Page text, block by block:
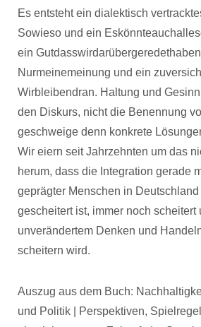
Es entsteht ein dialektisch
Sowieso und ein
ein
Nurmeinemeinung und ein
Wirbleibendran. Haltung und
den Diskurs, nicht die Benennung
geschweige denn konkrete
Wir eiern seit Jahrzehnten um das
herum, dass die Integration gerade
geprägter Menschen in
gescheitert ist, immer noch scheitert
unverändertem Denken und
scheitern wird.
Auszug aus dem Buch:
und Politik | Perspektiven,